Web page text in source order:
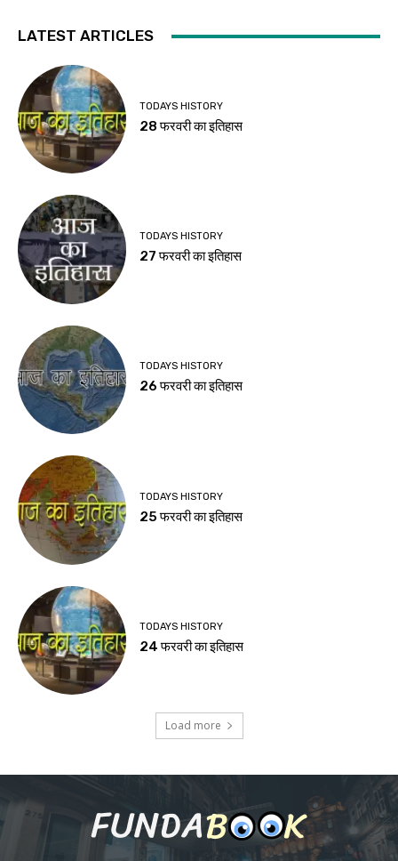
LATEST ARTICLES
TODAYS HISTORY
28 फरवरी का इतिहास
TODAYS HISTORY
27 फरवरी का इतिहास
TODAYS HISTORY
26 फरवरी का इतिहास
TODAYS HISTORY
25 फरवरी का इतिहास
TODAYS HISTORY
24 फरवरी का इतिहास
Load more